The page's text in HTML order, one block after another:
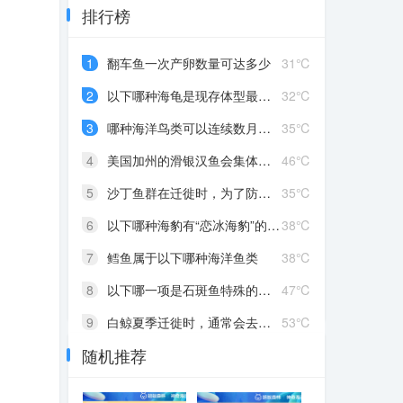
排行榜
31℃
1
翻车鱼一次产卵数量可达多少
32℃
2
以下哪种海龟是现存体型最大的种类
35℃
3
哪种海洋鸟类可以连续数月不落地
46℃
4
美国加州的滑银汉鱼会集体冲上海滩，目的是
35℃
5
沙丁鱼群在迁徙时，为了防御天敌，会聚集成
38℃
6
以下哪种海豹有“恋冰海豹”的别称
38℃
7
鳕鱼属于以下哪种海洋鱼类
47℃
8
以下哪一项是石斑鱼特殊的生理特点
53℃
9
白鲸夏季迁徙时，通常会去以下哪种海域
10 为什么深海里很难看到绿色植物
随机推荐